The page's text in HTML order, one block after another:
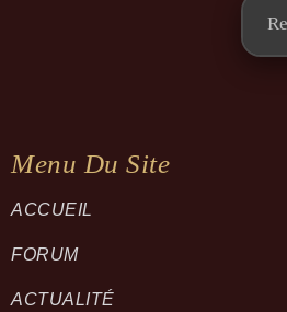
Menu Du Site
ACCUEIL
FORUM
ACTUALITÉ